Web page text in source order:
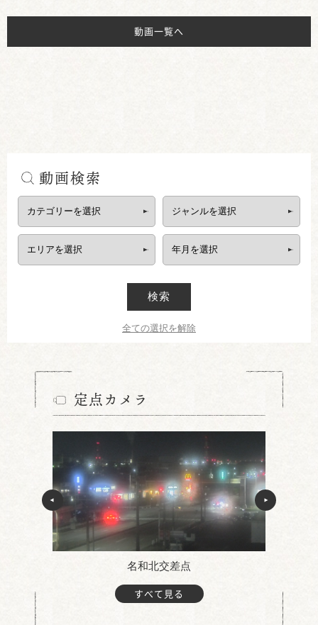
動画一覧へ
動画検索
検索
全ての選択を解除
定点カメラ
名和北交差点
すべて見る